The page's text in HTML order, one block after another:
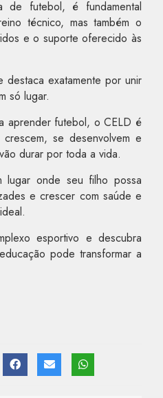
de futebol, é fundamental
técnico, mas também o
e o suporte oferecido às
exatamente por unir
só lugar.
aprender futebol, o CELD é
se desenvolvem e
durar por toda a vida.
lugar onde seu filho possa
e crescer com saúde e
esportivo e descubra
pode transformar a